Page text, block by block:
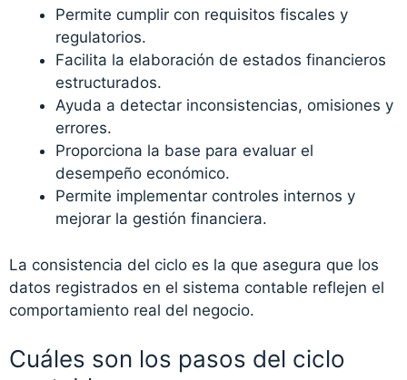
Permite cumplir con requisitos fiscales y
regulatorios.
Facilita la elaboración de estados financieros
estructurados.
Ayuda a detectar inconsistencias, omisiones y
errores.
Proporciona la base para evaluar el
desempeño económico.
Permite implementar controles internos y
mejorar la gestión financiera.
La consistencia del ciclo es la que asegura que los
datos registrados en el sistema contable reflejen el
comportamiento real del negocio.
Cuáles son los pasos del ciclo